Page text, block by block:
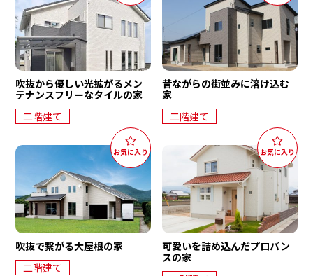
吹抜から優しい光拡がるメン
テナンスフリーなタイルの家
二階建て
昔ながらの街並みに溶け込む
家
二階建て
吹抜で繋がる大屋根の家
二階建て
可愛いを詰め込んだプロバン
スの家